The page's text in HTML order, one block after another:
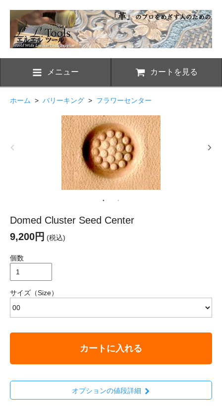
メニュー カートを見る
ホーム > バリーキング > フラワーセンター
Domed Cluster Seed Center
9,200円 (税込)
個数
サイズ（Size）
カートに入れる
オプションの値段詳細